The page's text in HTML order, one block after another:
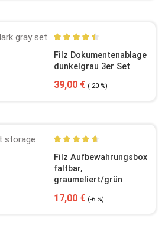
Durchschnittliche
Filz Dokumentenablage
dunkelgrau 3er Set
Verkaufspreis:
39,00 € Regulärer Preis:
(-20 %)
Durchschnittliche
Filz Aufbewahrungsbox
faltbar,
graumeliert/grün
Verkaufspreis:
17,00 € Regulärer Preis:
(-6 %)